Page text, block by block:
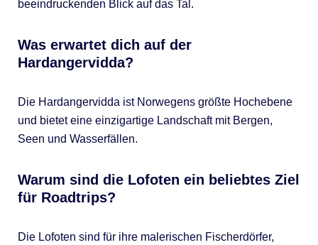
beeindruckenden Blick auf das Tal.
Was erwartet dich auf der
Hardangervidda?
Die Hardangervidda ist Norwegens größte Hochebene
und bietet eine einzigartige Landschaft mit Bergen,
Seen und Wasserfällen.
Warum sind die Lofoten ein beliebtes Ziel
für Roadtrips?
Die Lofoten sind für ihre malerischen Fischerdörfer,